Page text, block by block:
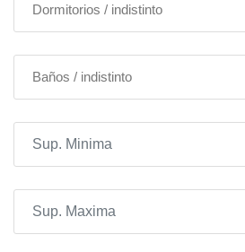
Dormitorios / indistinto
Baños / indistinto